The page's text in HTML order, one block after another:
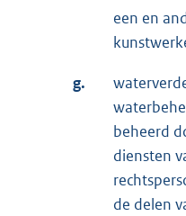
een en
g.
beheerd
diensten
de delen